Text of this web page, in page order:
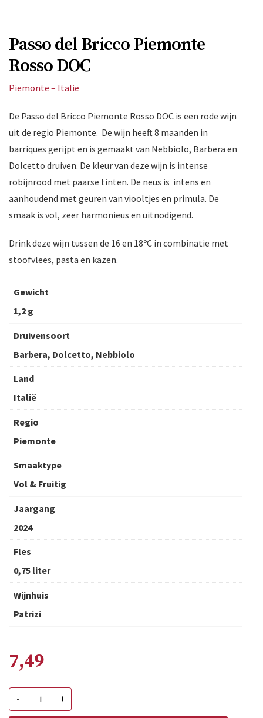
Passo del Bricco Piemonte
Rosso DOC
Piemonte – Italië
De Passo del Bricco Piemonte Rosso DOC is een rode wijn
uit de regio Piemonte. De wijn heeft 8 maanden in
barriques gerijpt en is gemaakt van Nebbiolo, Barbera en
Dolcetto druiven. De kleur van deze wijn is intense
robijnrood met paarse tinten. De neus is intens en
aanhoudend met geuren van viooltjes en primula. De
smaak is vol, zeer harmonieus en uitnodigend.
Drink deze wijn tussen de 16 en 18ºC in combinatie met
stoofvlees, pasta en kazen.
Gewicht
1,2 g
Druivensoort
Barbera, Dolcetto, Nebbiolo
Land
Italië
Regio
Piemonte
Smaaktype
Vol & Fruitig
Jaargang
2024
Fles
0,75 liter
Wijnhuis
Patrizi
7,49
-
del
Bricco
+